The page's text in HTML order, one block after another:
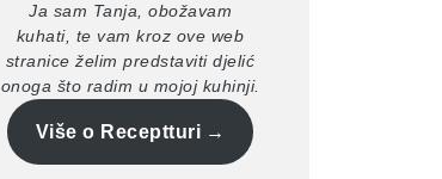
Ja sam Tanja, obožavam
kuhati, te vam kroz ove web
stranice želim predstaviti djelić
onoga što radim u mojoj kuhinji.
Više o Receptturi